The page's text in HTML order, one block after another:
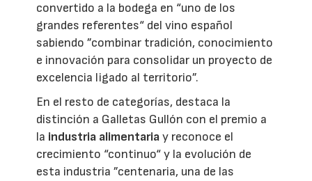
convertido a la bodega en “uno de los
grandes referentes“ del vino español
sabiendo ”combinar tradición, conocimiento
e innovación para consolidar un proyecto de
excelencia ligado al territorio”.
En el resto de categorías, destaca la
distinción a Galletas Gullón con el premio a
la industria alimentariay reconoce el
crecimiento “continuo“ y la evolución de
esta industria ”centenaria, una de las